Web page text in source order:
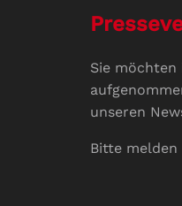
Sie möchten
unseren
Bitte melden